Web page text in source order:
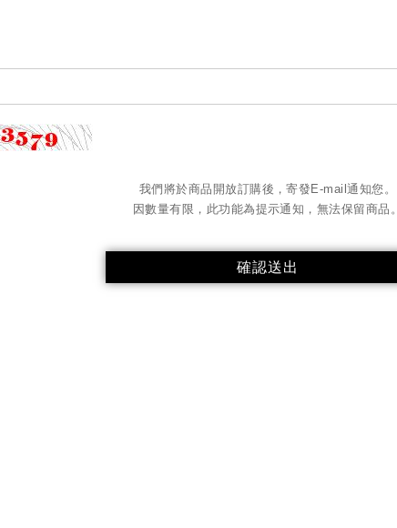
我們將於商品開放訂購後，寄發E-mail通知您。
因數量有限，此功能為提示通知，無法保留商品。
確認送出